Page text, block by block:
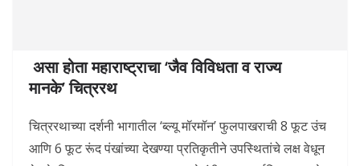
असा होता महाराष्ट्राचा‘जैव विविधता व राज्य
मानके’चित्ररथ
चित्ररथाच्या दर्शनी भागातील ‘ब्ल्यू मॉरमॉन’ फुलपाखराची 8 फूट उंच
आणि 6 फूट रूंद पंखांच्या देखण्या प्रतिकृतीने उपस्थितांचे लक्ष वेधून